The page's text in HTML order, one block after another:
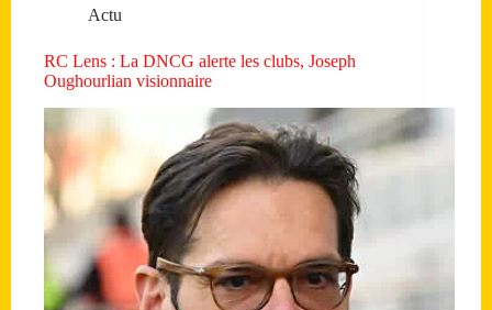
Actu
RC Lens : La DNCG alerte les clubs, Joseph
Oughourlian visionnaire